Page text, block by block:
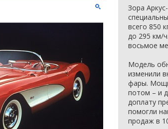
Зора
всего 850
до 295 км/
восьмое
Модель
изменили
фары.
потом – и
доплату
помогли
продаж в